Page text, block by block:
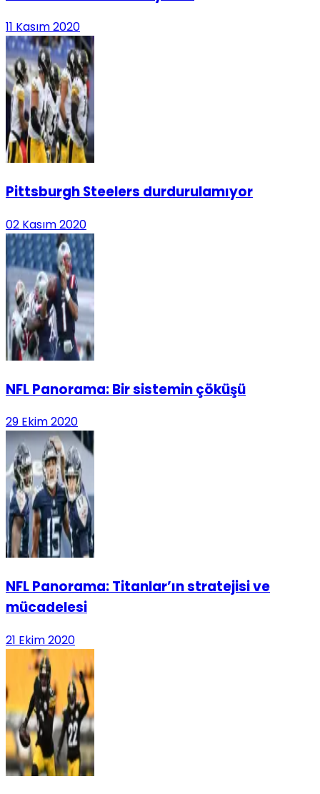
11 Kasım 2020
Pittsburgh Steelers durdurulamıyor
02 Kasım 2020
NFL Panorama: Bir sistemin çöküşü
29 Ekim 2020
NFL Panorama: Titanlar’ın stratejisi ve
mücadelesi
21 Ekim 2020